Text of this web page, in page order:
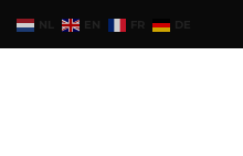
NL EN FR DE
binnen 24u verzonden.